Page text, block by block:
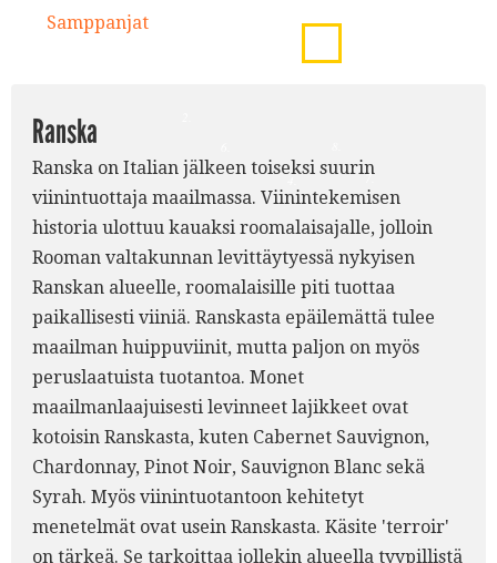
4.
7.
Samppanjat
Ranska
Ranska on Italian jälkeen toiseksi suurin
viinintuottaja maailmassa. Viinintekemisen
historia ulottuu kauaksi roomalaisajalle, jolloin
Rooman valtakunnan levittäytyessä nykyisen
Ranskan alueelle, roomalaisille piti tuottaa
paikallisesti viiniä. Ranskasta epäilemättä tulee
maailman huippuviinit, mutta paljon on myös
peruslaatuista tuotantoa. Monet
maailmanlaajuisesti levinneet lajikkeet ovat
kotoisin Ranskasta, kuten Cabernet Sauvignon,
Chardonnay, Pinot Noir, Sauvignon Blanc sekä
Syrah. Myös viinintuotantoon kehitetyt
menetelmät ovat usein Ranskasta. Käsite 'terroir'
on tärkeä. Se tarkoittaa jollekin alueella tyypillistä